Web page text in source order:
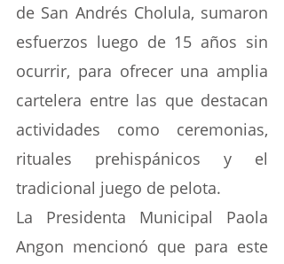
de San Andrés Cholula, sumaron
esfuerzos luego de 15 años sin
ocurrir, para ofrecer una amplia
cartelera entre las que destacan
actividades como ceremonias,
rituales prehispánicos y el
tradicional juego de pelota.
La Presidenta Municipal Paola
Angon mencionó que para este